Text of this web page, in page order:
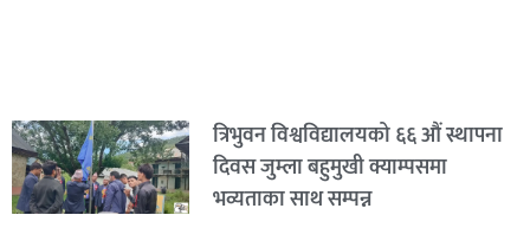
त्रिभुवन विश्वविद्यालयको ६६ औं स्थापना
दिवस जुम्ला बहुमुखी क्याम्पसमा
भव्यताका साथ सम्पन्न